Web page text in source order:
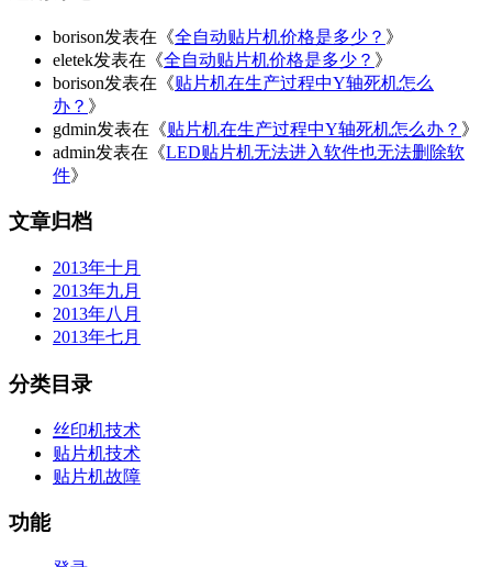
borison发表在《全自动贴片机价格是多少？ 》
eletek发表在《全自动贴片机价格是多少？ 》
borison发表在《贴片机在生产过程中Y轴死机怎么
办？ 》
gdmin发表在《贴片机在生产过程中Y轴死机怎么办？ 》
admin发表在《LED贴片机无法进入软件也无法删除软
件》
文章归档
2013年十月
2013年九月
2013年八月
2013年七月
分类目录
丝印机技术
贴片机技术
贴片机故障
功能